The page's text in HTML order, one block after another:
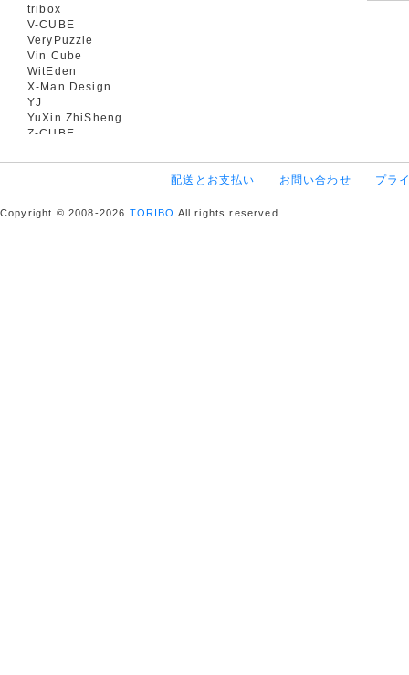
tribox
V-CUBE
VeryPuzzle
Vin Cube
WitEden
X-Man Design
YJ
YuXin ZhiSheng
Z-CUBE
配送とお支払い お問い合わせ プラ
Copyright © 2008-2026 TORIBO All rights reserved.